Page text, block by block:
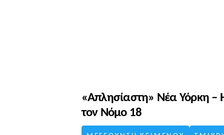
«Απλησίαστη» Νέα Υόρκη –
τον Νόμο 18